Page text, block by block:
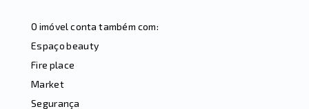
O imóvel conta também com:
Espaço beauty
Fire place
Market
Segurança